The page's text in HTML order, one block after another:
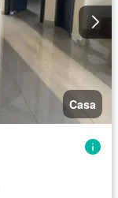
Casa